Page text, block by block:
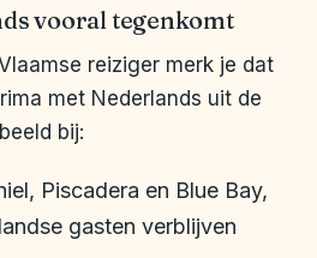
vooral tegenkomt
reiziger merk je dat
met Nederlands uit de
bij:
Piscadera en Blue Bay,
gasten verblijven